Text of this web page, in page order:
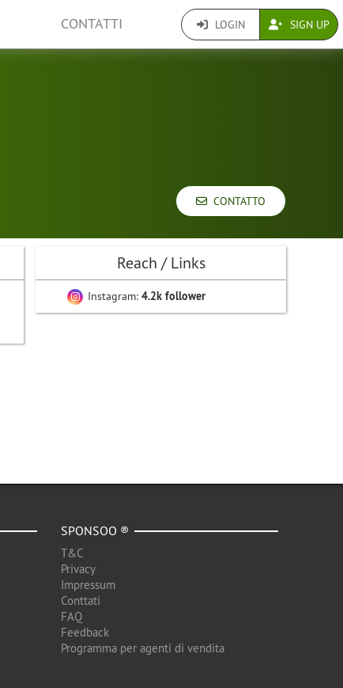
CONTATTI LOGIN SIGN UP
CONTATTO
Reach / Links
Instagram:4.2k follower
SPONSOO ®
T&C
Privacy
Impressum
Conttati
FAQ
Feedback
Programma per agenti di vendita